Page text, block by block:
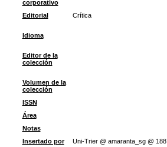
corporativo
Editorial
Crítica
Idioma
Editor de la
colección
Volumen de la
colección
ISSN
Área
Notas
Insertado por
Uni-Trier @ amaranta_sg @ 188